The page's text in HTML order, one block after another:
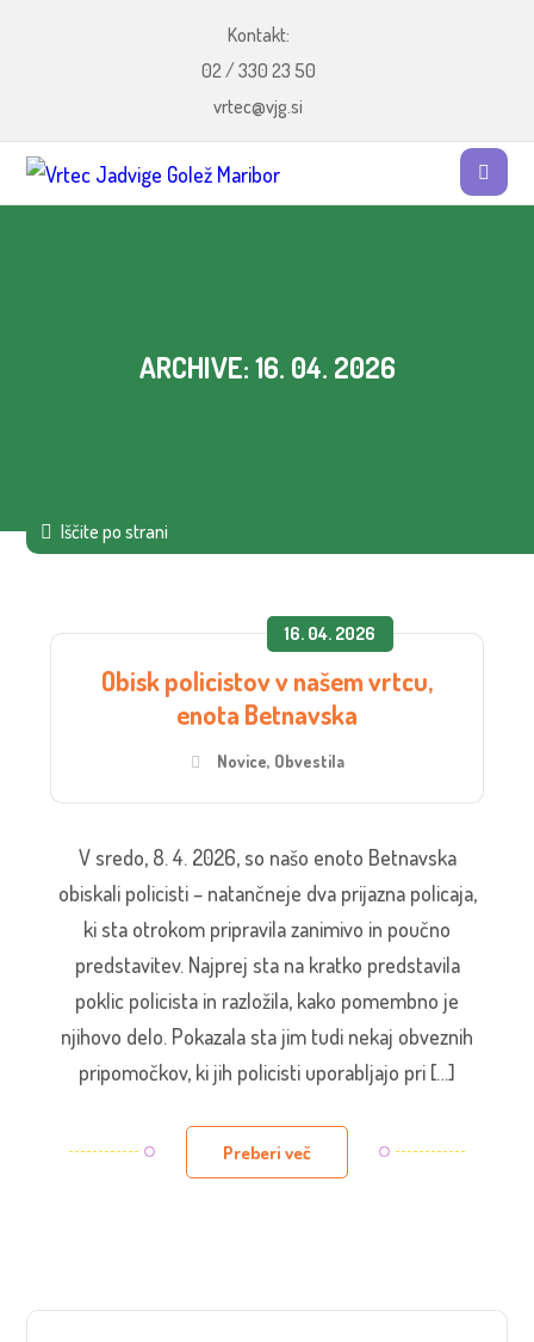
Kontakt:
02 / 330 23 50
vrtec@vjg.si
ARCHIVE: 16. 04. 2026
16. 04. 2026
Obisk policistov v našem vrtcu,
enota Betnavska
Novice, Obvestila
V sredo, 8. 4. 2026, so našo enoto Betnavska
obiskali policisti – natančneje dva prijazna policaja,
ki sta otrokom pripravila zanimivo in poučno
predstavitev. Najprej sta na kratko predstavila
poklic policista in razložila, kako pomembno je
njihovo delo. Pokazala sta jim tudi nekaj obveznih
pripomočkov, ki jih policisti uporabljajo pri […]
Preberi več